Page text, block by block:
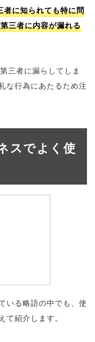
者に知られても特に問
三者に内容が漏れる
三者に漏らしてしま
な行為にあたるため注
スでよく使
いる略語の中でも、使
て紹介します。